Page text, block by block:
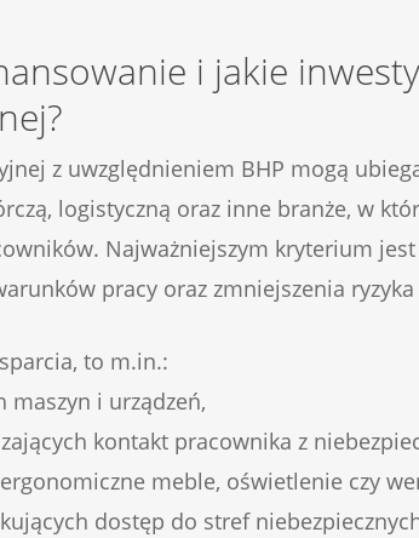
i jakie
z uwzględnieniem BHP mogą
logistyczną oraz inne branże, w
Najważniejszym kryterium
pracy oraz zmniejszenia
to m.in.:
maszyn i urządzeń,
kontakt pracownika z
meble, oświetlenie czy
dostęp do stref